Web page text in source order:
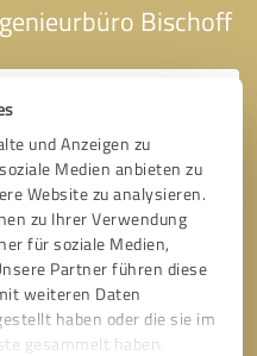
und Anzeigen zu
Medien anbieten zu
Website zu analysieren.
zu Ihrer Verwendung
für soziale Medien,
Partner führen diese
weiteren Daten
haben oder die sie im
gesammelt haben.
Bischoff